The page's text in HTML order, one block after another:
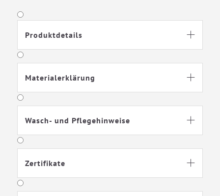
ausgeglichenes Schlafklima, während die weichen Bündchen
bietet.Produktdetails 
Materialerklärung 
Wasch- und Pflegehinweise 
Zertifikate 